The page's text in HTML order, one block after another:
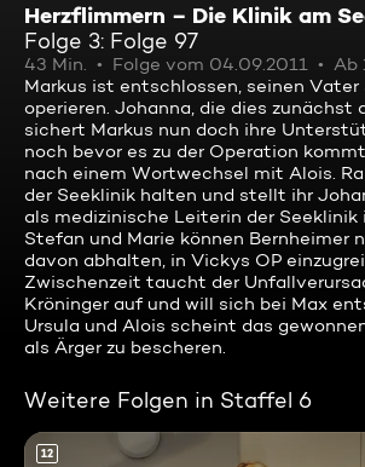
Herzflimmern – Die Klinik am
Folge 3: Folge 97
43 Min. Folge vom 04.09.2011
Ab
Markus ist entschlossen, seinen Vater
operieren. Johanna, die dies zunächst
sichert Markus nun doch ihre
noch bevor es zu der Operation
nach einem Wortwechsel mit Alois.
der Seeklinik halten und stellt ihr
als medizinische Leiterin der Seeklinik
Stefan und Marie können Bernheimer
davon abhalten, in Vickys OP
Zwischenzeit taucht der
Kröninger auf und will sich bei Max
Ursula und Alois scheint das
als Ärger zu bescheren.
Weitere Folgen in Staffel 6
12